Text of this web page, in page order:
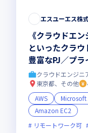
エスユーエス株
《クラウドエ
といったクラ
豊富なPJ／プ
／平均年齢34歳
スデー制度など
クラウドエンジニ
東京都、その他
AWS
Microsoft
Amazon EC2
リモートワーク可